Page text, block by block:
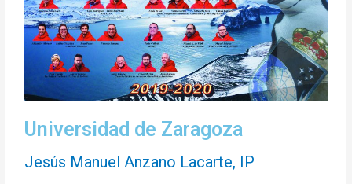
Universidad de Zaragoza
Jesús Manuel Anzano Lacarte, IP